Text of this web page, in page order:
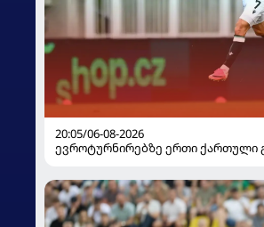
20:05/06-08-2026
ევროტურნირებზე ერთი ქართული